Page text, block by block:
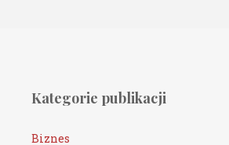
Kategorie publikacji
Biznes